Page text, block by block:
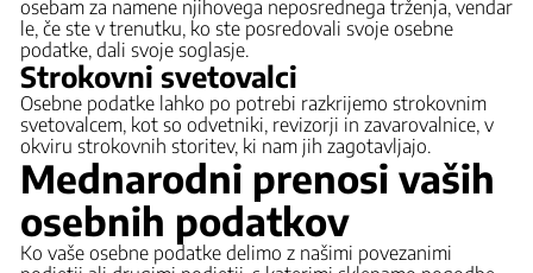
osebam za namene njihovega neposrednega trženja, vendar
le, če ste v trenutku, ko ste posredovali svoje osebne
podatke, dali svoje soglasje.
Strokovni svetovalci
Osebne podatke lahko po potrebi razkrijemo strokovnim
svetovalcem, kot so odvetniki, revizorji in zavarovalnice, v
okviru strokovnih storitev, ki nam jih zagotavljajo.
Mednarodni prenosi vaših
osebnih podatkov
Ko vaše osebne podatke delimo z našimi povezanimi